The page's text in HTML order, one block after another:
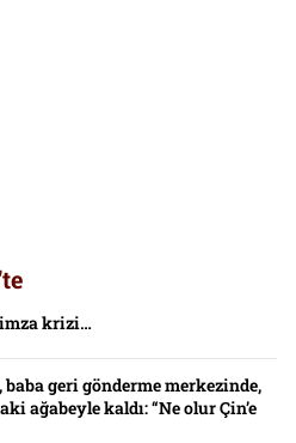
imza krizi…
geri gönderme merkezinde,
ağabeyle kaldı: “Ne olur Çin’e